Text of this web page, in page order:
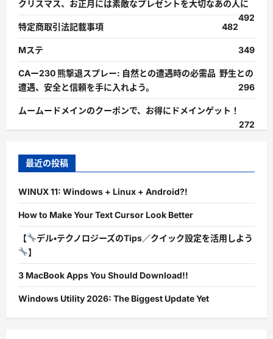
クリスマス、お正月には素敵なプレゼントを大切なあの人に
492
特定商取引法記載事項
482
Mステ 349
CAー230 熊撃退スプレー: 自然との遭遇時の必需品 野生との
遭遇、安全と信頼を手に入れよう。
296
ムームードメインのクーポンで、お得にドメインゲット！
272
最近の投稿
WINUX 11: Windows + Linux + Android?!
How to Make Your Text Cursor Look Better
【
デル・テクノロジーズのTips／クイック設定を活用しよう
】
3 MacBook Apps You Should Download!!
Windows Utility 2026: The Biggest Update Yet